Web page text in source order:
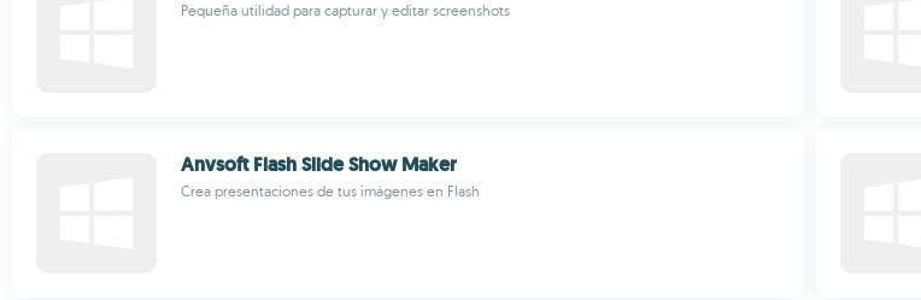
Pequeña utilidad para capturar y editar screenshots
Anvsoft Flash Slide Show Maker
Crea presentaciones de tus imágenes en Flash